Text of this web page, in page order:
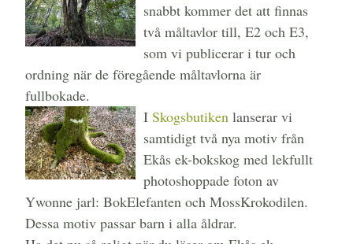
snabbt kommer det att finnas
två måltavlor till, E2 och E3,
som vi publicerar i tur och
ordning när de föregående måltavlorna är
fullbokade.
I Skogsbutiken lanserar vi
samtidigt två nya motiv från
Ekås ek-bokskog med lekfullt
photoshoppade foton av
Ywonne jarl: BokElefanten och MossKrokodilen.
Dessa motiv passar barn i alla åldrar.